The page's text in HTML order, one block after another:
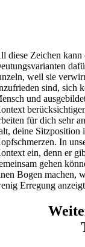
diese Zeichen
weil sie
sind, sich
und
für dich sehr
deine Sitzposition
In
ein, denn er
gehen
Bogen machen,
Erregung